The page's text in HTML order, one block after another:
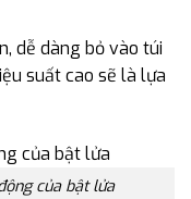
dễ dàng bỏ vào túi
suất cao sẽ là lựa
của bật lửa